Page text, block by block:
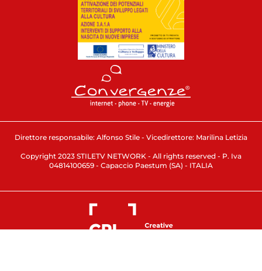
Direttore responsabile: Alfonso Stile - Vicedirettore: Marilina Letizia
Copyright 2023 STILETV NETWORK - All rights reserved - P. Iva
04814100659 - Capaccio Paestum (SA) - ITALIA